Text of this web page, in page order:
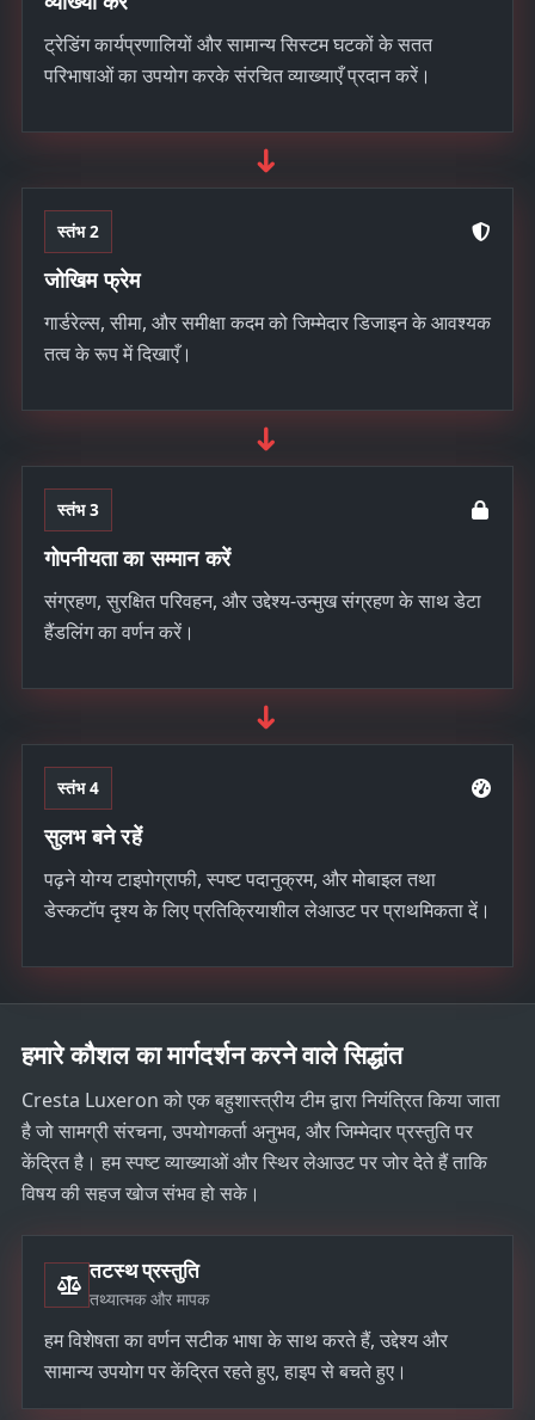
ट्रेडिंग कार्यप्रणालियों और सामान्य सिस्टम घटकों के सतत
परिभाषाओं का उपयोग करके संरचित व्याख्याएँ प्रदान करें।
➜
स्तंभ 2
जोखिम फ्रेम
गार्डरेल्स, सीमा, और समीक्षा कदम को जिम्मेदार डिजाइन के आवश्यक
तत्व के रूप में दिखाएँ।
➜
स्तंभ 3
गोपनीयता का सम्मान करें
संग्रहण, सुरक्षित परिवहन, और उद्देश्य-उन्मुख संग्रहण के साथ डेटा
हैंडलिंग का वर्णन करें।
➜
स्तंभ 4
सुलभ बने रहें
पढ़ने योग्य टाइपोग्राफी, स्पष्ट पदानुक्रम, और मोबाइल तथा
डेस्कटॉप दृश्य के लिए प्रतिक्रियाशील लेआउट पर प्राथमिकता दें।
हमारे कौशल का मार्गदर्शन करने वाले सिद्धांत
Cresta Luxeron को एक बहुशास्त्रीय टीम द्वारा नियंत्रित किया जाता
है जो सामग्री संरचना, उपयोगकर्ता अनुभव, और जिम्मेदार प्रस्तुति पर
केंद्रित है। हम स्पष्ट व्याख्याओं और स्थिर लेआउट पर जोर देते हैं ताकि
विषय की सहज खोज संभव हो सके।
तटस्थ प्रस्तुति
तथ्यात्मक और मापक
हम विशेषता का वर्णन सटीक भाषा के साथ करते हैं, उद्देश्य और
सामान्य उपयोग पर केंद्रित रहते हुए, हाइप से बचते हुए।